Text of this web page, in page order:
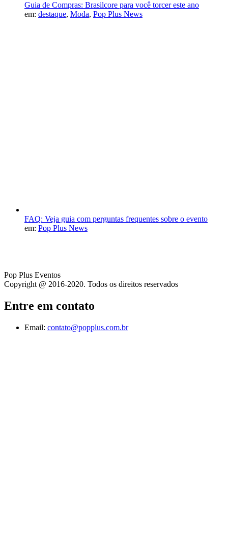
Guia de Compras: Brasilcore para você torcer este ano
em: destaque, Moda, Pop Plus News
FAQ: Veja guia com perguntas frequentes sobre o evento
em: Pop Plus News
Pop Plus Eventos
Copyright @ 2016-2020. Todos os direitos reservados
Entre em contato
Email: contato@popplus.com.br